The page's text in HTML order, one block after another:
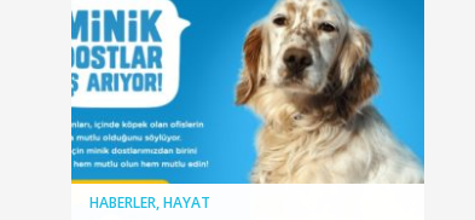
HABERLER,HAYAT